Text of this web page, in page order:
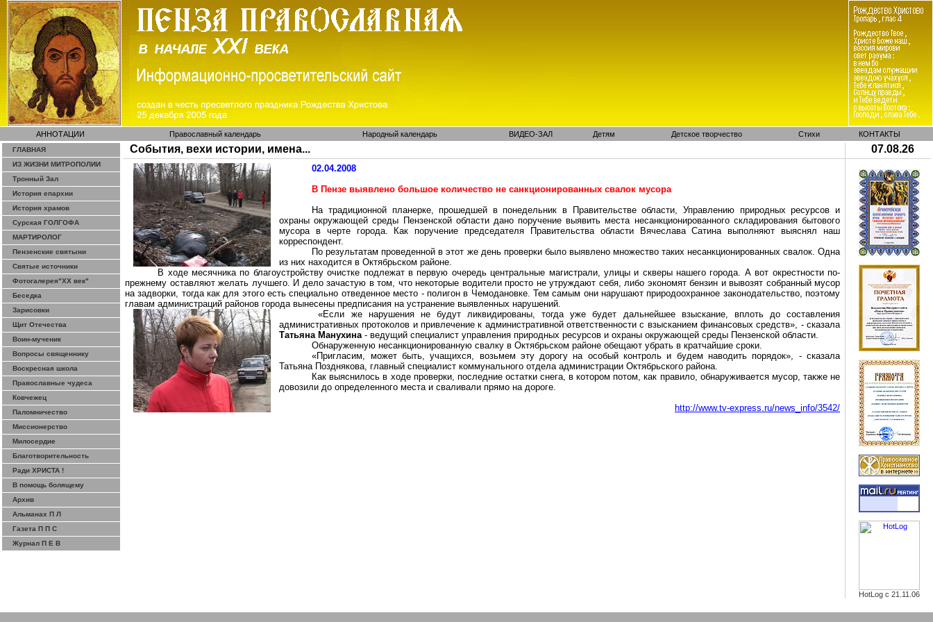
АННОТАЦИИ Православный календарь Народный календарь ВИДЕО-ЗАЛ Детям Детское творчество Стихи КОНТАКТЫ
ГЛАВНАЯ
ИЗ ЖИЗНИ МИТРОПОЛИИ
Тронный Зал
История епархии
История храмов
Сурская ГОЛГОФА
МАРТИРОЛОГ
Пензенские святыни
Святые источники
Фотогалерея"ХХ век"
Беседка
Зарисовки
Щит Отечества
Воин-мученик
Вопросы священнику
Воскресная школа
Православные чудеса
Ковчежец
Паломничество
Миссионерство
Милосердие
Благотворительность
Ради ХРИСТА !
В помощь болящему
Архив
Альманах П Л
Газета П П С
Журнал П Е В
События, вехи истории, имена... 07.08.26
02.04.2008
В Пензе выявлено большое количество не санкционированных свалок мусора
На традиционной планерке, прошедшей в понедельник в Правительстве области, Управлению природных ресурсов и
охраны окружающей среды Пензенской области дано поручение выявить места несанкционированного складирования бытового
мусора в черте города. Как поручение председателя Правительства области Вячеслава Сатинавыполняют выяснял наш
корреспондент.
По результатам проведенной в этот же день проверки было выявлено множество таких несанкционированных свалок. Одна
из них находится в Октябрьском районе.
В ходе месячника по благоустройству очистке подлежат в первую очередь центральные магистрали, улицы и скверы нашего города. А вот окрестности по-
прежнему оставляют желать лучшего. И дело зачастую в том, что некоторые водители просто не утруждают себя, либо экономят бензин и вывозят собранный мусор
на задворки, тогда как для этого есть специально отведенное место - полигон в Чемодановке. Тем самым они нарушают природоохранное законодательство, поэтому
главам администраций районов города вынесены предписания на устранение выявленных нарушений.
«Если же нарушения не будут ликвидированы, тогда уже будет дальнейшее взыскание, вплоть до составления
административных протоколов и привлечение к административной ответственности с взысканием финансовых средств», - сказала
Татьяна Манухина- ведущий специалист управления природных ресурсов и охраны окружающей среды Пензенской области.
Обнаруженную несанкционированную свалку в Октябрьском районе обещают убрать в кратчайшие сроки.
«Пригласим, может быть, учащихся, возьмем эту дорогу на особый контроль и будем наводить порядок», - сказала
Татьяна Позднякова, главный специалист коммунального отдела администрации Октябрьского района.
Как выяснилось в ходе проверки, последние остатки снега, в котором потом, как правило, обнаруживается мусор, также не
довозили до определенного места и сваливали прямо на дороге.
http://www.tv-express.ru/news_info/3542/
HotLog с 21.11.06